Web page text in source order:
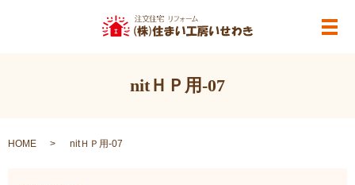
メ
nitＨＰ用-07
HOME nitＨＰ用-07